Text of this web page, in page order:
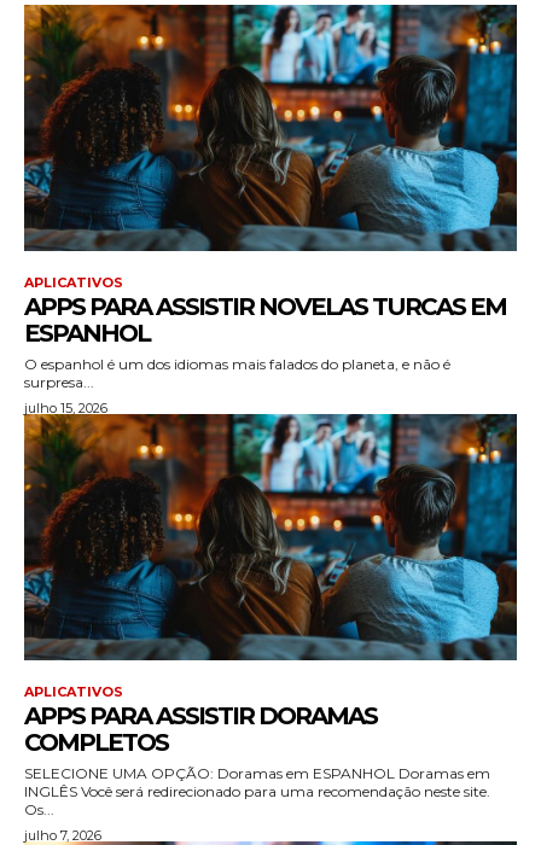
APLICATIVOS
APPS PARA ASSISTIR NOVELAS TURCAS EM
ESPANHOL
O espanhol é um dos idiomas mais falados do planeta, e não é
surpresa...
julho 15, 2026
APLICATIVOS
APPS PARA ASSISTIR DORAMAS
COMPLETOS
SELECIONE UMA OPÇÃO: Doramas em ESPANHOL Doramas em
INGLÊS Você será redirecionado para uma recomendação neste site.
Os...
julho 7, 2026